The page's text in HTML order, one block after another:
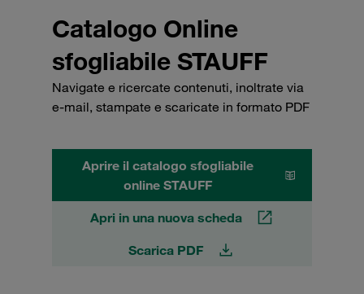
Catalogo Online
sfogliabile STAUFF
Navigate e ricercate contenuti, inoltrate via
e-mail, stampate e scaricate in formato PDF
Aprire il catalogo sfogliabile
online STAUFF
Apri in una nuova scheda
Scarica PDF